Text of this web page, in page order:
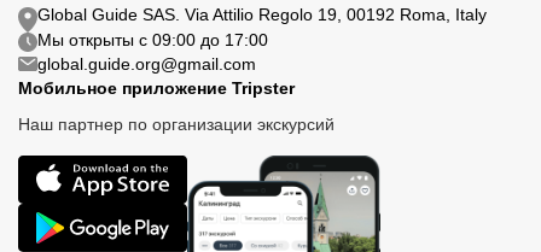
Global Guide SAS. Via Attilio Regolo 19, 00192 Roma, Italy
Мы открыты с 09:00 до 17:00
global.guide.org@gmail.com
Мобильное приложение Tripster
Наш партнер по организации экскурсий